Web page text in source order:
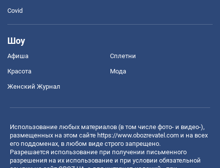
Covid
Шоу
Афиша Сплетни
Красота Мода
Женский Журнал
Использование любых материалов (в том числе фото- и видео-),
размещенных на этом сайте https://www.obozrevatel.com и на всех
его поддоменах, в любом виде строго запрещено.
Разрешается использование при получении письменного
разрешения на их использование и при условии обязательной